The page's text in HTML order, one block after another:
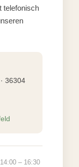
telefonisch
36304
– 16:30